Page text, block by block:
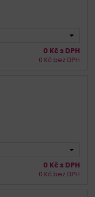
0 Kč s DPH
0 Kč bez DPH
0 Kč s DPH
0 Kč bez DPH